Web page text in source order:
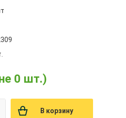
0 шт.)
В корзину